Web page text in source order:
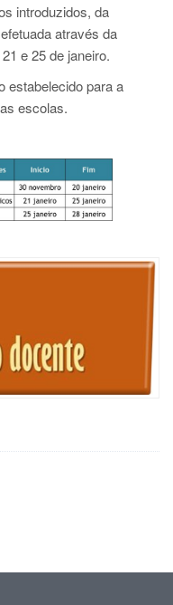
introduzidos, da
através da
e 25 de janeiro.
estabelecido para a
escolas.